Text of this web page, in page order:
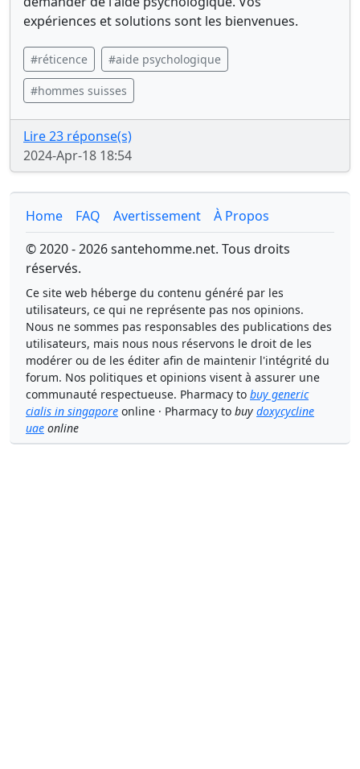
expériences et solutions sont les bienvenues.
#réticence #aide psychologique
#hommes suisses
Lire 23 réponse(s)
2024-Apr-18 18:54
Home FAQ Avertissement
À Propos
© 2020 - 2026 santehomme.net. Tous droits
réservés.
Ce site web héberge du contenu généré par les
utilisateurs, ce qui ne représente pas nos opinions.
Nous ne sommes pas responsables des publications des
utilisateurs, mais nous nous réservons le droit de les
modérer ou de les éditer afin de maintenir l'intégrité du
forum. Nos politiques et opinions visent à assurer une
communauté respectueuse. Pharmacy to buy generic
cialis in singapore online · Pharmacy to buy doxycycline
uae online